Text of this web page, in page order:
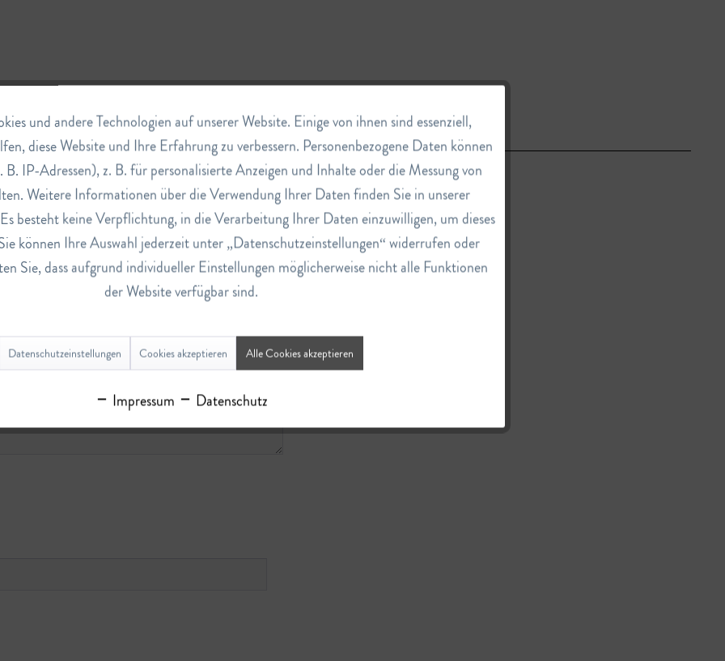
Aktiv
Inaktiv
Inaktiv
Inaktiv
und andere Technologien auf unserer Website. Einige von ihnen sind essenziell,
diese Website und Ihre Erfahrung zu verbessern. Personenbezogene Daten können
IP-Adressen), z. B. für personalisierte Anzeigen und Inhalte oder die Messung von
Weitere Informationen über die Verwendung Ihrer Daten finden Sie in unserer
besteht keine Verpflichtung, in die Verarbeitung Ihrer Daten einzuwilligen, um dieses
können Ihre Auswahl jederzeit unter „Datenschutzeinstellungen“ widerrufen oder
Sie, dass aufgrund individueller Einstellungen möglicherweise nicht alle Funktionen
der Website verfügbar sind.
Datenschutzeinstellungen Cookies akzeptieren Alle Cookies akzeptieren
Impressum Datenschutz